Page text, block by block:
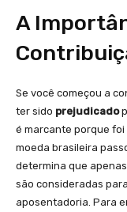
A
Se você começou a
ter sido prejudicado
é marcante porque foi
moeda brasileira
determina que apenas
são consideradas
aposentadoria. Para